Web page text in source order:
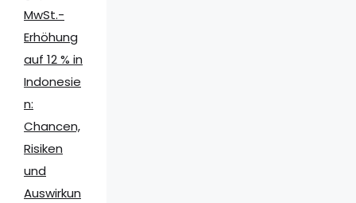
MwSt.-
Erhöhung
auf 12 % in
Indonesie
n:
Chancen,
Risiken
und
Auswirkun